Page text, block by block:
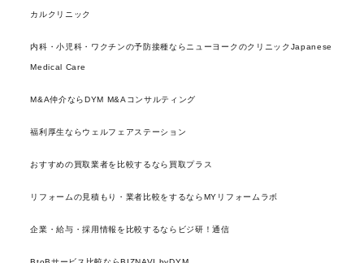
カルクリニック
内科・小児科・ワクチンの予防接種ならニューヨークのクリニックJapanese
Medical Care
M&A仲介ならDYM M&Aコンサルティング
福利厚生ならウェルフェアステーション
おすすめの買取業者を比較するなら買取プラス
リフォームの見積もり・業者比較をするならMYリフォームラボ
企業・給与・採用情報を比較するならビジ研！通信